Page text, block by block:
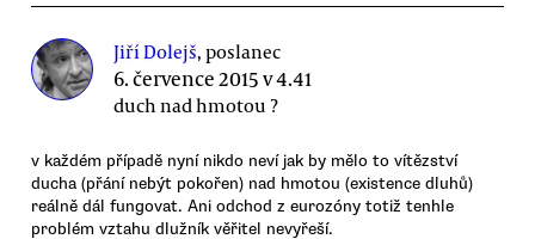
Jiří Dolejš, poslanec
6. července 2015 v 4.41
duch nad hmotou ?
v každém případě nyní nikdo neví jak by mělo to vítězství
ducha (přání nebýt pokořen) nad hmotou (existence dluhů)
reálně dál fungovat. Ani odchod z eurozóny totiž tenhle
problém vztahu dlužník věřitel nevyřeší.